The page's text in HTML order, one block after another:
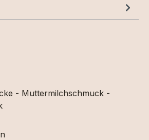
- Muttermilchschmuck -